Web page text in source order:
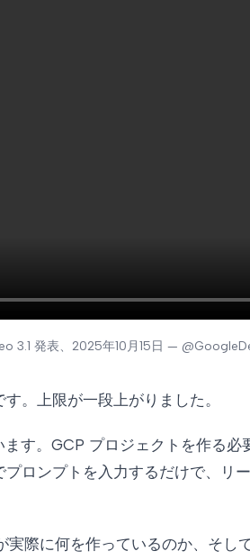
3.1 発表、2025年10月15日 —
。上限が一段上がりました。
す。GCP プロジェクトを作る
ロンプトを入力するだけで、リ
実際に何を作っているのか、そ